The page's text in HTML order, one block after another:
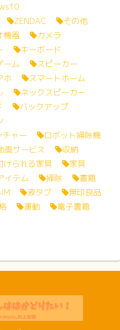
ZENDAC
その他
機器
カメラ
キーボード
ーム
スピーカー
ホ
スマートホーム
ネックスピーカー
バックアップ
チャー
ロボット掃除機
画サービス
収納
けられる家具
家具
イテム 掃除
書籍
液タブ
無印良品
運動
電子書籍